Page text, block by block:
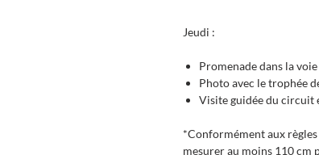
Jeudi :
Promenade dans la
Photo avec le trophée
Visite guidée du circuit
*Conformément aux
mesurer au moins 110 cm